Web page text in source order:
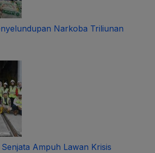
Narkoba Triliunan
Ampuh Lawan Krisis